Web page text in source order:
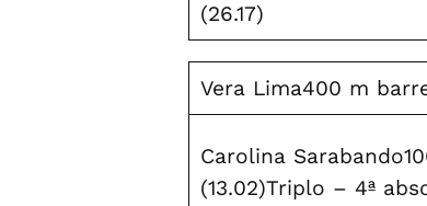
(26.17)
Vera Lima400 m
Carolina
(13.02)Triplo – 4ª